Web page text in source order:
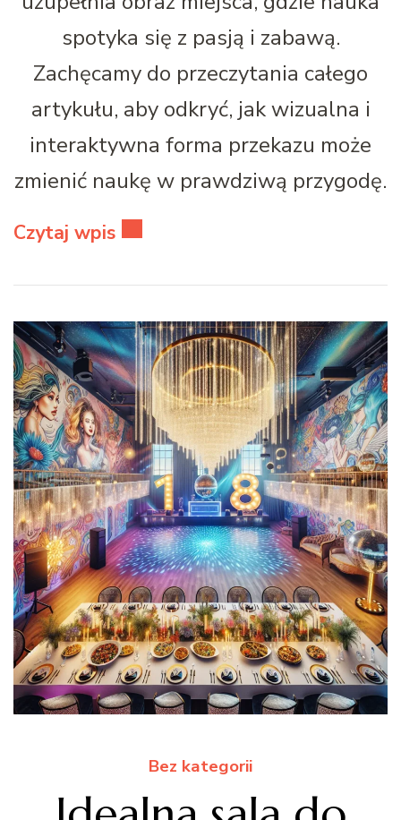
spotyka się z pasją i zabawą.
Zachęcamy do przeczytania całego
artykułu, aby odkryć, jak wizualna i
interaktywna forma przekazu może
zmienić naukę w prawdziwą przygodę.
Czytaj wpis
Bez kategorii